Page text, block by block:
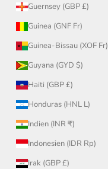
Guernsey (GBP £)
Guinea (GNF Fr)
Guinea-Bissau (XOF Fr)
Guyana (GYD $)
Haiti (GBP £)
Honduras (HNL L)
Indien (INR ₹)
Indonesien (IDR Rp)
Irak (GBP £)